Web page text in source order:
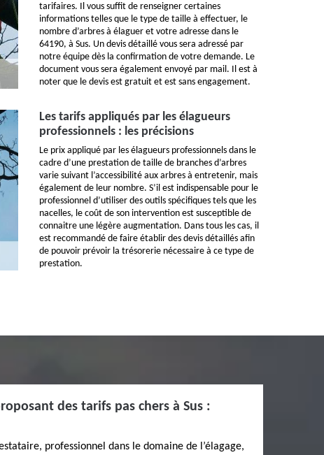
tarifaires. Il vous suffit de renseigner certaines
informations telles que le type de taille à effectuer, le
nombre d’arbres à élaguer et votre adresse dans le
64190, à Sus. Un devis détaillé vous sera adressé par
notre équipe dès la confirmation de votre demande. Le
document vous sera également envoyé par mail. Il est à
noter que le devis est gratuit et est sans engagement.
Les tarifs appliqués par les élagueurs
professionnels : les précisions
Le prix appliqué par les élagueurs professionnels dans le
cadre d’une prestation de taille de branches d’arbres
varie suivant l’accessibilité aux arbres à entretenir, mais
également de leur nombre. S’il est indispensable pour le
professionnel d’utiliser des outils spécifiques tels que les
nacelles, le coût de son intervention est susceptible de
connaitre une légère augmentation. Dans tous les cas, il
est recommandé de faire établir des devis détaillés afin
de pouvoir prévoir la trésorerie nécessaire à ce type de
prestation.
des tarifs pas chers à Sus :
professionnel dans le domaine de l’élagage,